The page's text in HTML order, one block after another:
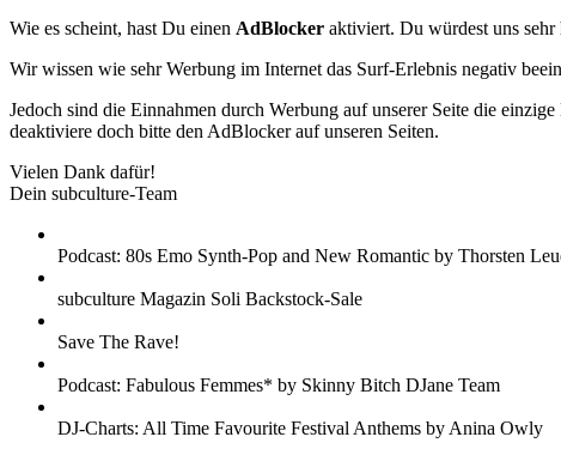
Wie es scheint, hast Du einen AdBlocker aktiviert. Du würdest uns
Wir wissen wie sehr Werbung im Internet das Surf-Erlebnis negativ
Jedoch sind die Einnahmen durch Werbung auf unserer Seite die
deaktiviere doch bitte den AdBlocker auf unseren Seiten.
Vielen Dank dafür!
Dein subculture-Team
Podcast: 80s Emo Synth-Pop and New Romantic by Thorsten
subculture Magazin Soli Backstock-Sale
Save The Rave!
Podcast: Fabulous Femmes* by Skinny Bitch DJane Team
DJ-Charts: All Time Favourite Festival Anthems by Anina Owly